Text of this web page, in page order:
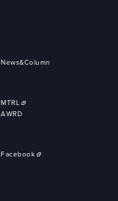
News&Column
MTRL
AWRD
Facebook